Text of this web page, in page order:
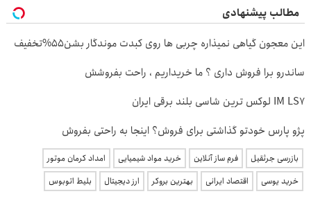
مطالب پیشنهادی
این معجون گیاهی نمیذاره چربی ها روی کبدت موندگار بشن55%تخفیف
ساندرو برا فروش داری ؟ ما خریداریم ، راحت بفروشش
IM LS7 لوکس ترین شاسی بلند برقی ایران
پژو پارس خودتو گذاشتی برای فروش؟ اینجا به راحتی بفروش
بازرسی جرثقیل فرم ساز آنلاین خرید مواد شیمیایی
امداد کرمان موتور
خرید یوسی
اقتصاد ایرانی بهترین بروکر ارز دیجیتال بلیط اتوبوس